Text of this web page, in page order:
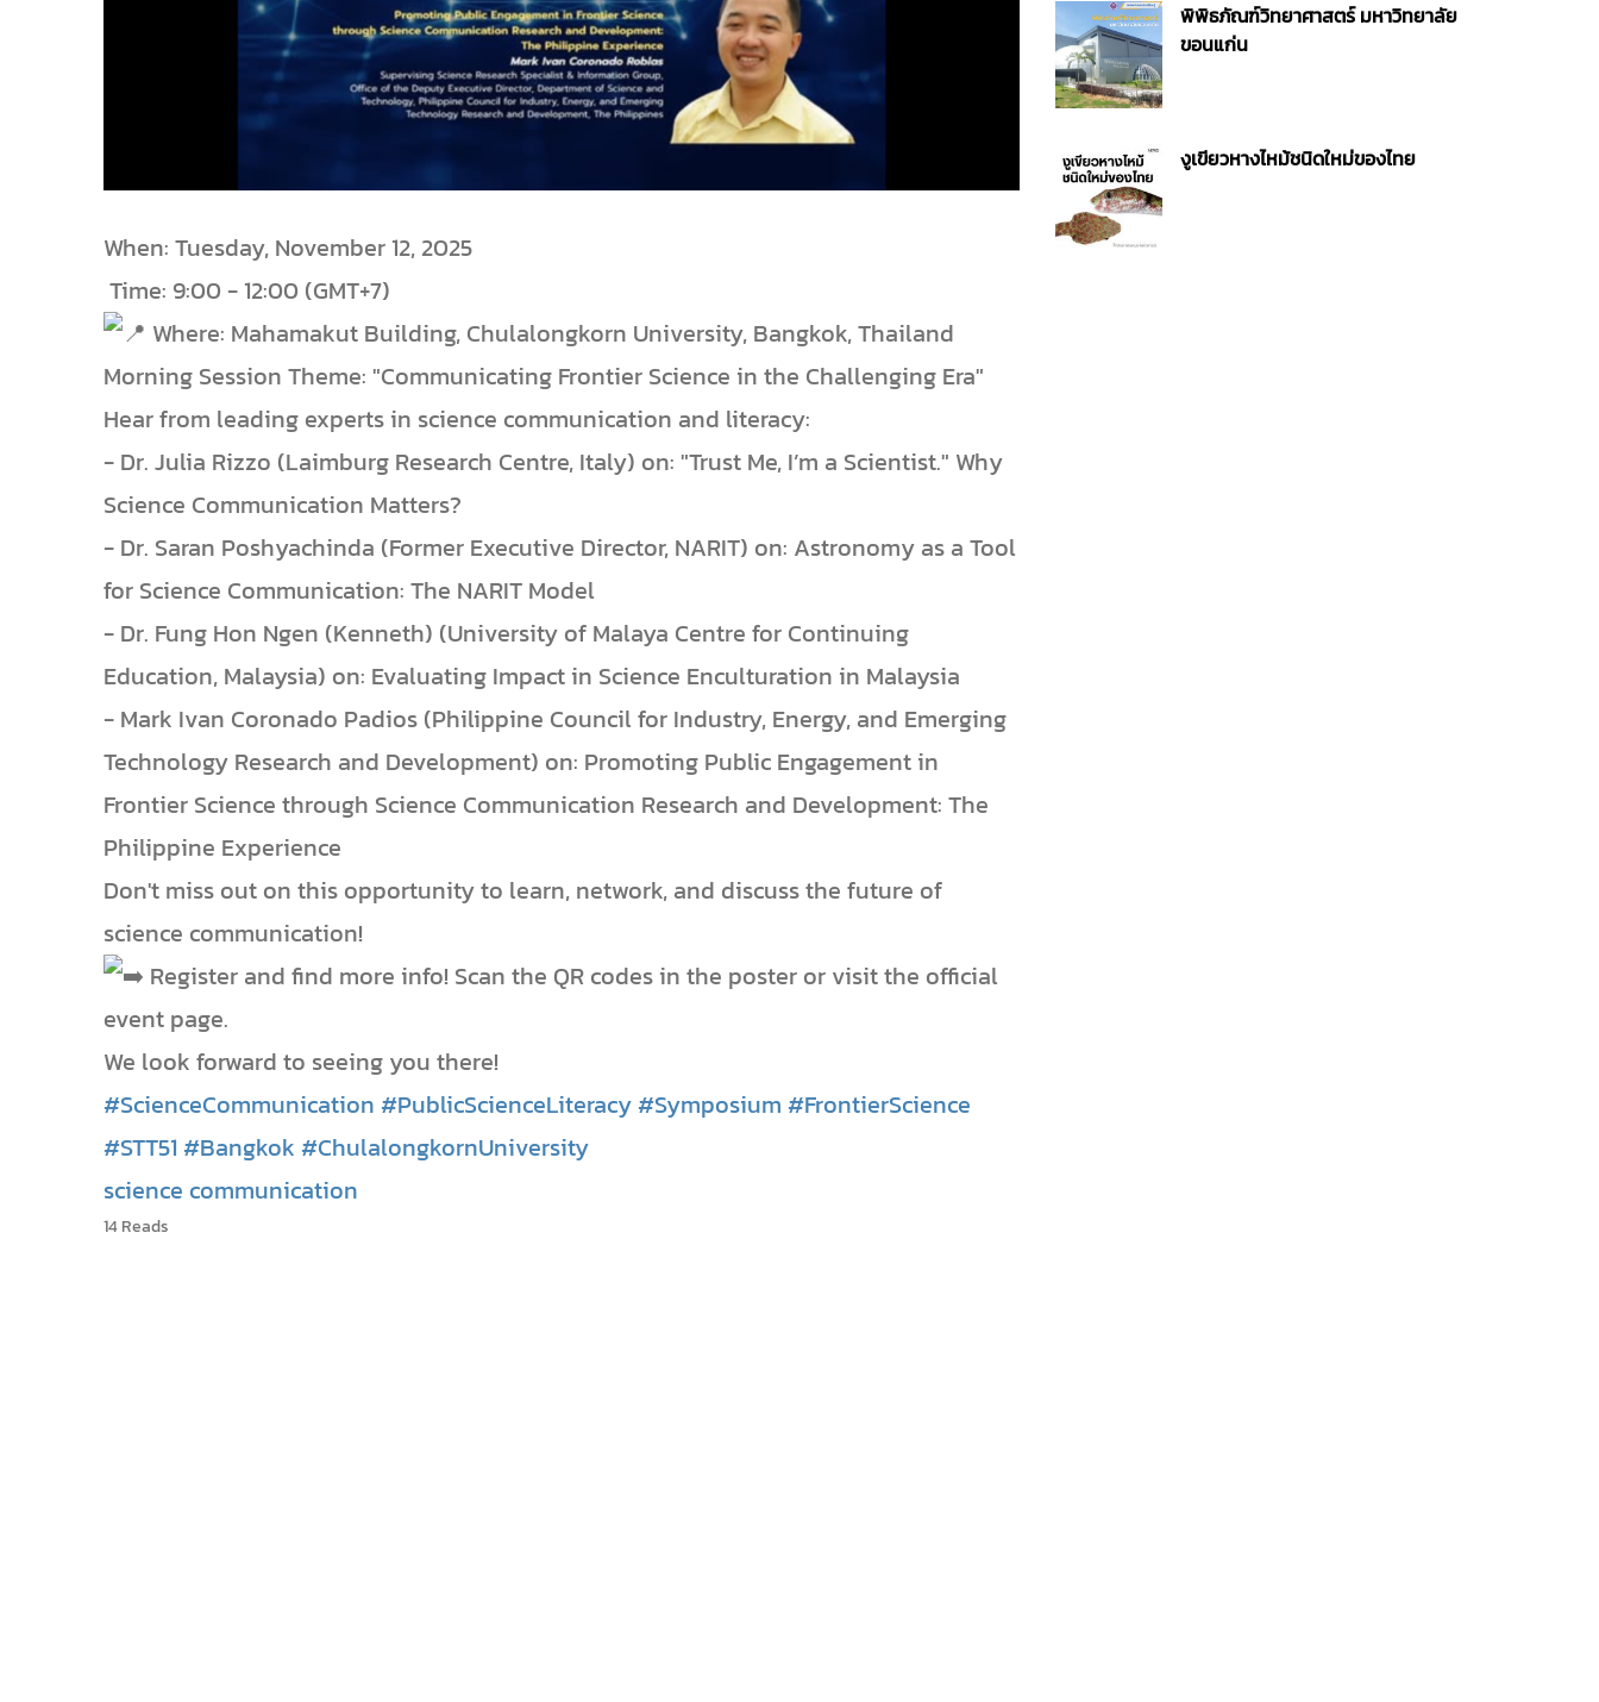
​When: Tuesday, November 12, 2025
Time: 9:00 - 12:00 (GMT+7)
Where: Mahamakut Building, Chulalongkorn University, Bangkok, Thailand
​Morning Session Theme: "Communicating Frontier Science in the Challenging Era"
​Hear from leading experts in science communication and literacy:
- ​Dr. Julia Rizzo (Laimburg Research Centre, Italy) on: "Trust Me, I’m a Scientist." Why
Science Communication Matters?
- ​Dr. Saran Poshyachinda (Former Executive Director, NARIT) on: Astronomy as a Tool
for Science Communication: The NARIT Model
- ​Dr. Fung Hon Ngen (Kenneth) (University of Malaya Centre for Continuing
Education, Malaysia) on: Evaluating Impact in Science Enculturation in Malaysia
- ​Mark Ivan Coronado Padios (Philippine Council for Industry, Energy, and Emerging
Technology Research and Development) on: Promoting Public Engagement in
Frontier Science through Science Communication Research and Development: The
Philippine Experience
​Don't miss out on this opportunity to learn, network, and discuss the future of
science communication!
Register and find more info! Scan the QR codes in the poster or visit the official
event page.
​We look forward to seeing you there!
#ScienceCommunication #PublicScienceLiteracy#Symposium #FrontierScience
#STT51 #Bangkok #ChulalongkornUniversity
science communication
14 Reads
พิพิธภัณฑ์วิทยาศาสตร์ มหาวิทยาลัย
ขอนแก่น
งูเขียวหางไหม้ชนิดใหม่ของไทย